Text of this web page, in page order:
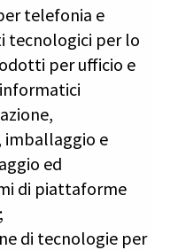
telefonia e
tecnologici per lo
per ufficio e
imballaggio e
ed
di piattaforme
di tecnologie per